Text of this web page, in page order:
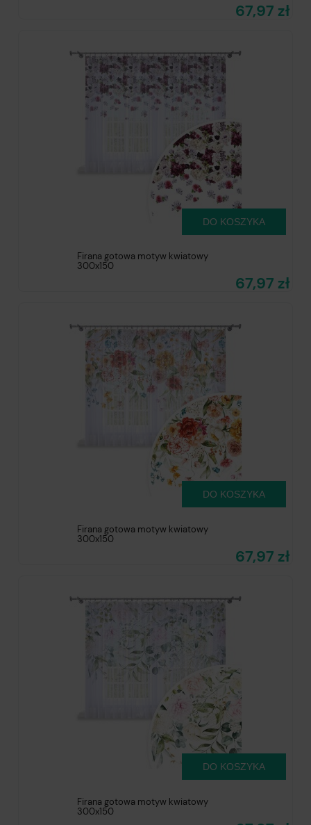
67,97 zł
Firana gotowa motyw kwiatowy
300x150
67,97 zł
DO KOSZYKA
Firana gotowa motyw kwiatowy
300x150
67,97 zł
DO KOSZYKA
Firana gotowa motyw kwiatowy
300x150
DO KOSZYKA